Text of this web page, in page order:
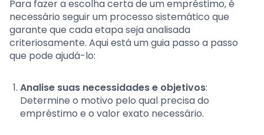
Para fazer a escolha certa de um empréstimo, é
necessário seguir um processo sistemático que
garante que cada etapa seja analisada
criteriosamente. Aqui está um guia passo a passo
que pode ajudá-lo:
Analise suas necessidades e objetivos:
Determine o motivo pelo qual precisa do
empréstimo e o valor exato necessário.